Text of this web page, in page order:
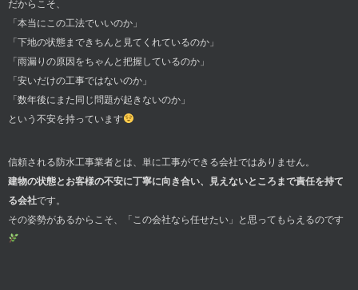
だからこそ、
「本当にこの工法でいいのか」
「下地の状態まできちんと見てくれているのか」
「雨漏りの原因をちゃんと把握しているのか」
「安いだけの工事ではないのか」
「数年後にまた同じ問題が起きないのか」
という不安を持っています
信頼される防水工事業者とは、単に工事ができる会社ではありません。
建物の状態とお客様の不安に丁寧に向き合い、見えないところまで責任を持て
る会社です。
その姿勢があるからこそ、「この会社なら任せたい」と思ってもらえるのです